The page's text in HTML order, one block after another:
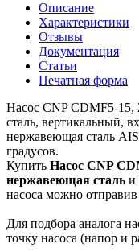
Описание
Характеристики
Отзывы
Документация
Статьи
Печатная форма
Насос CNP CDMF5-15,
cталь, вертикальный,
нержавеющая cталь
градусов.
Купить Насос CNP
нержавеющая cталь и
насоса можно отправив
Для подбора аналога
точку насоса (напор и